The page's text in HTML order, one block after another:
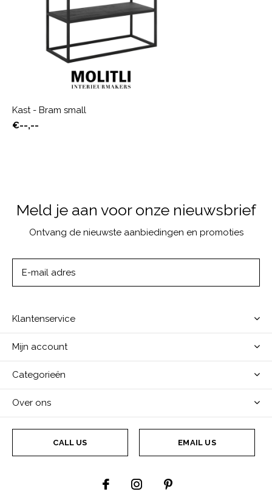
Kast - Bram small
€--,--
Meld je aan voor onze nieuwsbrief
Ontvang de nieuwste aanbiedingen en promoties
Klantenservice
Mijn account
Categorieën
Over ons
CALL US EMAIL US